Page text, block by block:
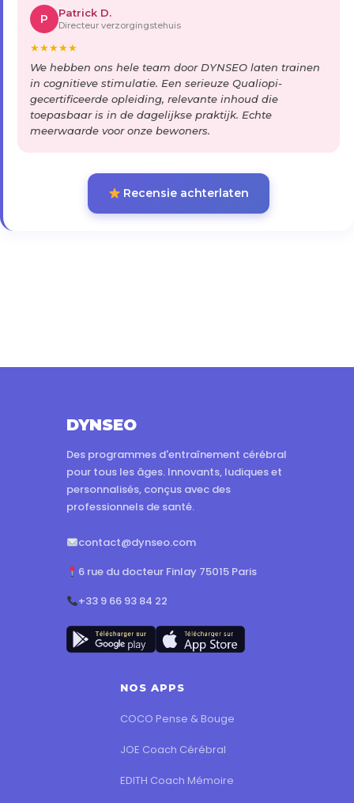
P Patrick D.
Directeur verzorgingstehuis
★★★★★
We hebben ons hele team door DYNSEO laten trainen
in cognitieve stimulatie. Een serieuze Qualiopi-
gecertificeerde opleiding, relevante inhoud die
toepasbaar is in de dagelijkse praktijk. Echte
meerwaarde voor onze bewoners.
Recensie achterlaten
DYNSEO
Des programmes d'entraînement cérébral
pour tous les âges. Innovants, ludiques et
personnalisés, conçus avec des
professionnels de santé.
contact@dynseo.com
6 rue du docteur Finlay 75015 Paris
+33 9 66 93 84 22
NOS APPS
COCO Pense & Bouge
JOE Coach Cérébral
EDITH Coach Mémoire